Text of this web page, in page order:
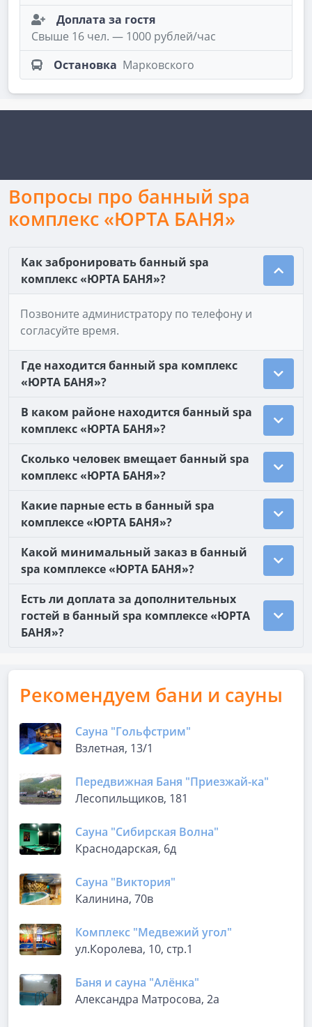
Доплата за гостя
Свыше 16 чел. — 1000 рублей/час
Остановка Марковского
Вопросы про банный spa
комплекс «ЮРТА БАНЯ»
Как забронировать банный spa
комплекс «ЮРТА БАНЯ»?
Позвоните администратору по телефону и
согласуйте время.
Где находится банный spa комплекс
«ЮРТА БАНЯ»?
В каком районе находится банный spa
комплекс «ЮРТА БАНЯ»?
Сколько человек вмещает банный spa
комплекс «ЮРТА БАНЯ»?
Какие парные есть в банный spa
комплексе «ЮРТА БАНЯ»?
Какой минимальный заказ в банный
spa комплексе «ЮРТА БАНЯ»?
Есть ли доплата за дополнительных
гостей в банный spa комплексе «ЮРТА
БАНЯ»?
Рекомендуем бани и сауны
Сауна "Гольфстрим"
Взлетная, 13/1
Передвижная Баня "Приезжай-ка"
Лесопильщиков, 181
Сауна "Сибирская Волна"
Краснодарская, 6д
Сауна "Виктория"
Калинина, 70в
Комплекс "Медвежий угол"
ул.Королева, 10, стр.1
Баня и сауна "Алёнка"
Александра Матросова, 2а